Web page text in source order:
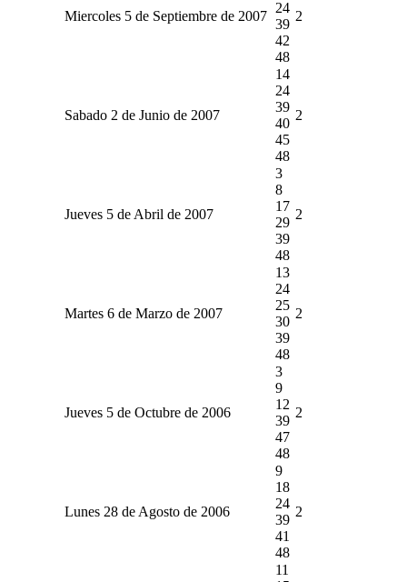
Miercoles 5 de Septiembre de 2007
24
39
42
48
2
Sabado 2 de Junio de 2007
14
24
39
40
45
48
2
Jueves 5 de Abril de 2007
3
8
17
29
39
48
2
Martes 6 de Marzo de 2007
13
24
25
30
39
48
2
Jueves 5 de Octubre de 2006
3
9
12
39
47
48
2
Lunes 28 de Agosto de 2006
9
18
24
39
41
48
2
11